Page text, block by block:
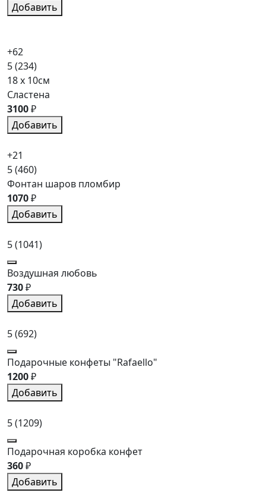
Добавить
+62
5(234)
18 x 10см
Сластена
3100₽
Добавить
+21
5(460)
Фонтан шаров пломбир
1070₽
Добавить
5(1041)
Воздушная любовь
730₽
Добавить
5(692)
Подарочные конфеты "Rafaello"
1200₽
Добавить
5(1209)
Подарочная коробка конфет
360₽
Добавить